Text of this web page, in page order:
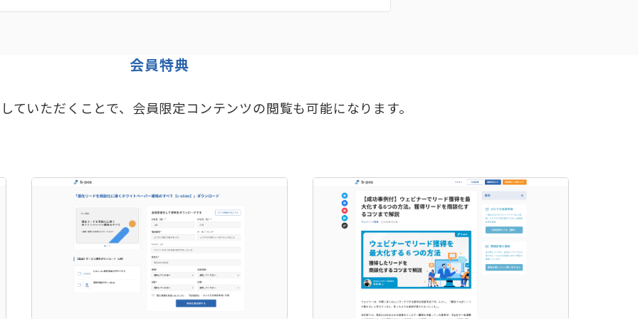
会員特典
ていただくことで、会員限定コンテンツの閲覧も可能になります。